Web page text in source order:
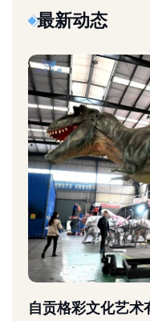
最新动态
自贡格彩文化艺术